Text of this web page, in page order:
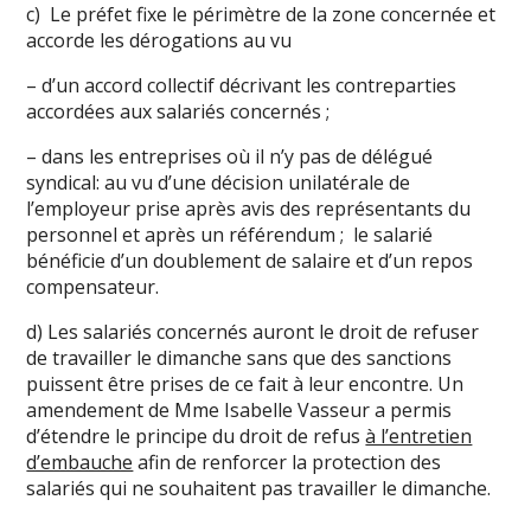
c) Le préfet fixe le périmètre de la zone concernée et
accorde les dérogations au vu
– d’un accord collectif décrivant les contreparties
accordées aux salariés concernés ;
– dans les entreprises où il n’y pas de délégué
syndical: au vu d’une décision unilatérale de
l’employeur prise après avis des représentants du
personnel et après un référendum ; le salarié
bénéficie d’un doublement de salaire et d’un repos
compensateur.
d) Les salariés concernés auront le droit de refuser
de travailler le dimanche sans que des sanctions
puissent être prises de ce fait à leur encontre. Un
amendement de Mme Isabelle Vasseur a permis
d’étendre le principe du droit de refusà l’entretien
d’embauche afin de renforcer la protection des
salariés qui ne souhaitent pas travailler le dimanche.